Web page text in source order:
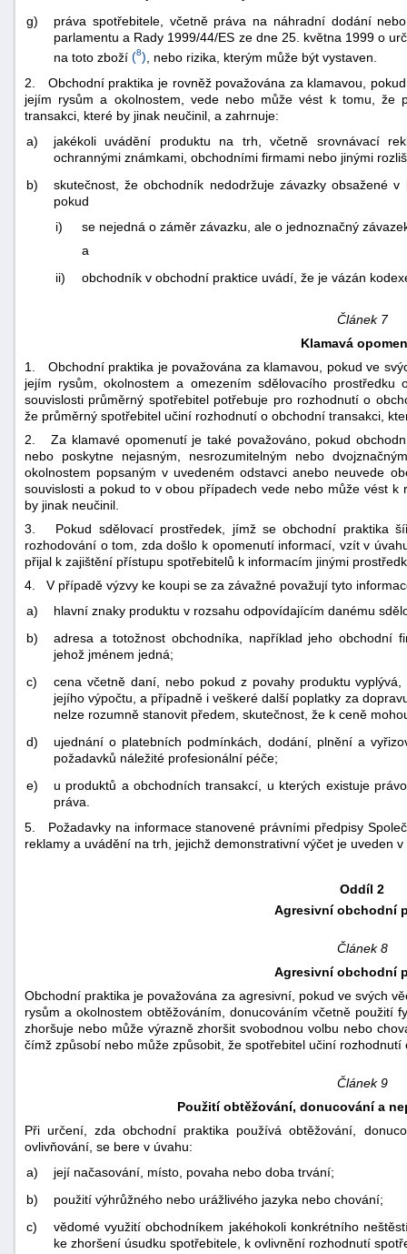
g)
práva spotřebitele, včetně práva na náhradní dodání
parlamentu a Rady 1999/44/ES ze dne 25. května 1999 o
na toto zboží (8) , nebo rizika, kterým může být vystaven.
2. Obchodní praktika je rovněž považována za klamavou,
jejím rysům a okolnostem, vede nebo může vést k tomu, že
transakci, které by jinak neučinil, a zahrnuje:
a)
jakékoli uvádění produktu na trh, včetně srovnávací
ochrannými známkami, obchodními firmami nebo jinými
b)
skutečnost, že obchodník nedodržuje závazky obsažené
pokud
i)
se nejedná o záměr závazku, ale o jednoznačný
a
ii)
obchodník v obchodní praktice uvádí, že je vázán
Článek 7
Klamavá
1. Obchodní praktika je považována za klamavou, pokud ve
jejím rysům, okolnostem a omezením sdělovacího
souvislosti průměrný spotřebitel potřebuje pro rozhodnutí o
že průměrný spotřebitel učiní rozhodnutí o obchodní transakci,
2. Za klamavé opomenutí je také považováno, pokud
nebo poskytne nejasným, nesrozumitelným nebo
okolnostem popsaným v uvedeném odstavci anebo neuvede
souvislosti a pokud to v obou případech vede nebo může vést
by jinak neučinil.
3. Pokud sdělovací prostředek, jímž se obchodní praktika
rozhodování o tom, zda došlo k opomenutí informací, vzít v
přijal k zajištění přístupu spotřebitelů k informacím jinými
4. V případě výzvy ke koupi se za závažné považují tyto
a)
hlavní znaky produktu v rozsahu odpovídajícím danému
b)
adresa a totožnost obchodníka, například jeho obchodní
jehož jménem jedná;
c)
cena včetně daní, nebo pokud z povahy produktu
jejího výpočtu, a případně i veškeré další poplatky za
nelze rozumně stanovit předem, skutečnost, že k ceně
d)
ujednání o platebních podmínkách, dodání, plnění a
požadavků náležité profesionální péče;
e)
u produktů a obchodních transakcí, u kterých existuje
práva.
5. Požadavky na informace stanovené právními předpisy
reklamy a uvádění na trh, jejichž demonstrativní výčet je uveden
Oddíl 2
Agresivní obchodní
Článek 8
Agresivní obchodní
Obchodní praktika je považována za agresivní, pokud ve svých
rysům a okolnostem obtěžováním, donucováním včetně použití
zhoršuje nebo může výrazně zhoršit svobodnou volbu nebo
čímž způsobí nebo může způsobit, že spotřebitel učiní
Článek 9
Použití obtěžování, donucování a
Při určení, zda obchodní praktika používá obtěžování,
ovlivňování, se bere v úvahu:
a)
její načasování, místo, povaha nebo doba trvání;
b)
použití výhrůžného nebo urážlivého jazyka nebo chování;
c)
vědomé využití obchodníkem jakéhokoli konkrétního
ke zhoršení úsudku spotřebitele, k ovlivnění rozhodnutí